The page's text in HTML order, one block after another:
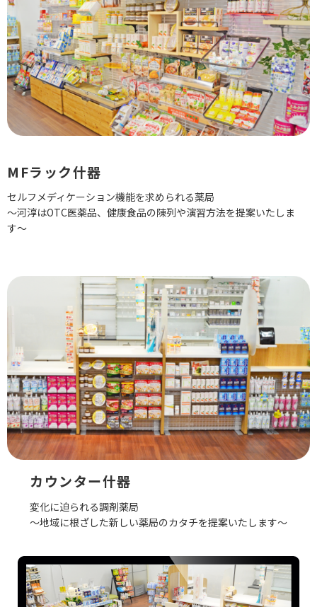
MFラック什器
セルフメディケーション機能を求められる薬局
〜河淳はOTC医薬品、健康食品の陳列や演習方法を提案いたしま
す〜
カウンター什器
変化に迫られる調剤薬局
〜地域に根ざした新しい薬局のカタチを提案いたします〜